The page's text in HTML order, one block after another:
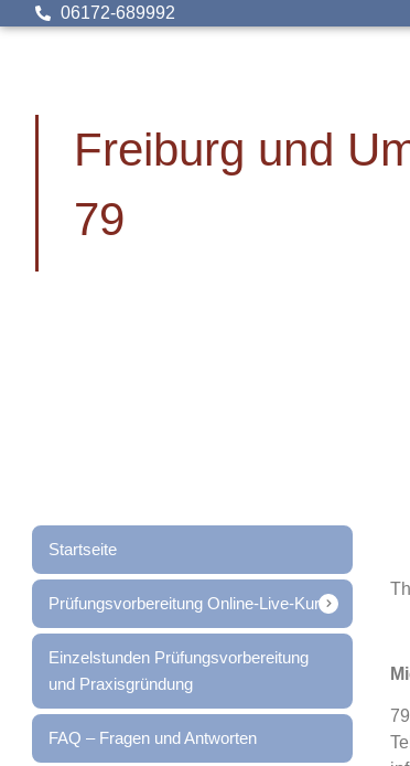
06172-689992
Freiburg und
79
Startseite
Prüfungsvorbereitung Online-Live-Kurs
Einzelstunden Prüfungsvorbereitung
und Praxisgründung
FAQ – Fragen und Antworten